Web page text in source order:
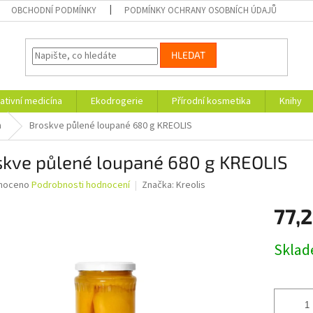
OBCHODNÍ PODMÍNKY PODMÍNKY OCHRANY OSOBNÍCH ÚDAJŮ
HLEDAT
medicína Ekodrogerie Přírodní kosmetika Knihy
Broskve půlené loupané 680 g KREOLIS
půlené loupané 680 g KREOLIS
Podrobnosti hodnocení Značka: Kreolis
cena: